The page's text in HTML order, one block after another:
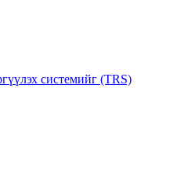
системийг (TRS)